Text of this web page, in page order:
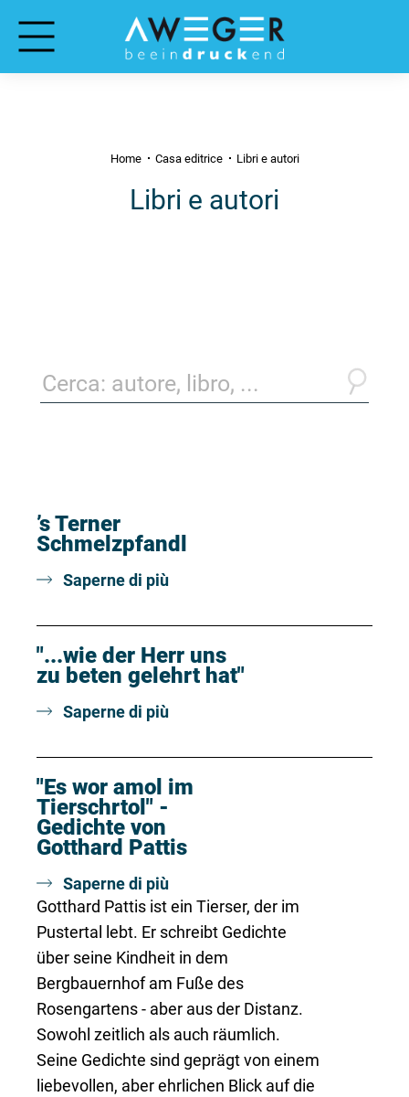
Home Casa editrice Libri e autori
Libri e autori
’s Terner
Schmelzpfandl
Saperne di più
"...wie der Herr uns
zu beten gelehrt hat"
Saperne di più
"Es wor amol im
Tierschrtol" -
Gedichte von
Gotthard Pattis
Saperne di più
Gotthard Pattis ist ein Tierser, der im
Pustertal lebt. Er schreibt Gedichte
über seine Kindheit in dem
Bergbauernhof am Fuße des
Rosengartens - aber aus der Distanz.
Sowohl zeitlich als auch räumlich.
Seine Gedichte sind geprägt von einem
liebevollen, aber ehrlichen Blick auf die